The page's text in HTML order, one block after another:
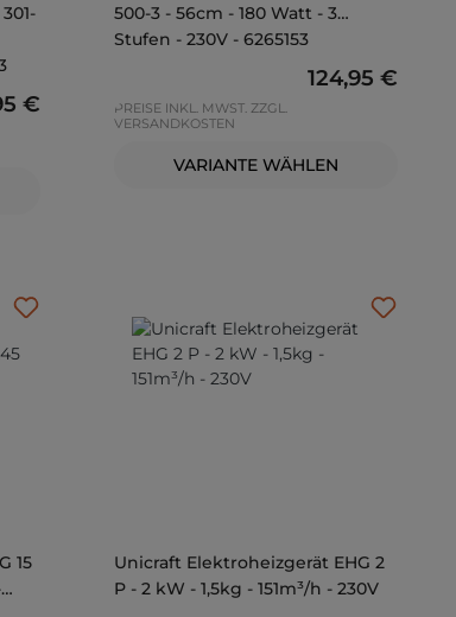
Preis:
€
500-3 - 56cm - 180 Watt - 3
Stufen - 230V - 6265153
Regulärer
124,95 €
PREISE INKL. MWST. ZZGL.
VERSANDKOSTEN
VARIANTE WÄHLEN
15
Unicraft Elektroheizgerät EHG 2
P - 2 kW - 1,5kg - 151m³/h - 230V